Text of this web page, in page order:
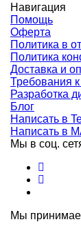
Навигация
Помощь
Оферта
Политика в
Политика
Доставка и
Требования
Разработка
Блог
Написать в
Написать в
Мы в соц.
Мы